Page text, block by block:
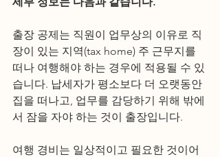
출장 공제는 직원이 업무상의 이유로 직
장이 있는 지역(tax home) 주 근무지를
떠나 여행해야 하는 경우에 적용될 수 있
습니다. 납세자가 평소보다 더 오랫동안
집을 떠나고, 업무를 감당하기 위해 밖에
서 잠을 자야 하는 것이 출장입니다.
여행 경비는 일상적이고 필요한 것이어